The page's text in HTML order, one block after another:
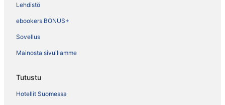
Lehdistö
ebookers BONUS+
Sovellus
Mainosta sivuillamme
Tutustu
Hotellit Suomessa